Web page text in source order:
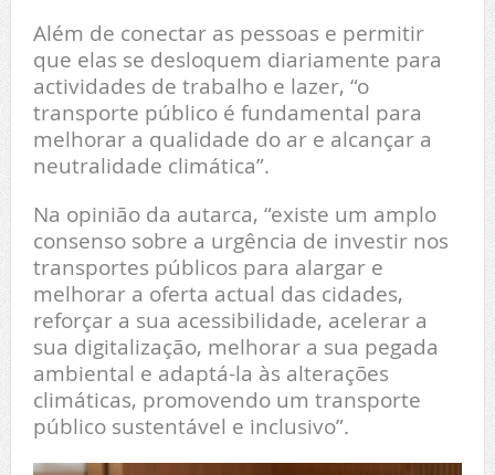
Além de conectar as pessoas e permitir
que elas se desloquem diariamente para
actividades de trabalho e lazer, “o
transporte público é fundamental para
melhorar a qualidade do ar e alcançar a
neutralidade climática”.
Na opinião da autarca, “existe um amplo
consenso sobre a urgência de investir nos
transportes públicos para alargar e
melhorar a oferta actual das cidades,
reforçar a sua acessibilidade, acelerar a
sua digitalização, melhorar a sua pegada
ambiental e adaptá-la às alterações
climáticas, promovendo um transporte
público sustentável e inclusivo”.